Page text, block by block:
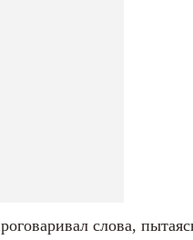
слова,